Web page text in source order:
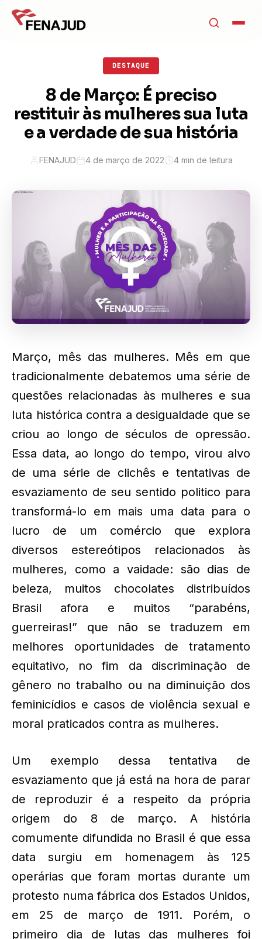
DESTAQUE
8 de Março: É preciso
restituir às mulheres sua luta
e a verdade de sua história
FENAJUD 4 de março de 2022 4 min de leitura
Março, mês das mulheres. Mês em que
tradicionalmente debatemos uma série de
questões relacionadas às mulheres e sua
luta histórica contra a desigualdade que se
criou ao longo de séculos de opressão.
Essa data, ao longo do tempo, virou alvo
de uma série de clichês e tentativas de
esvaziamento de seu sentido politico para
transformá-lo em mais uma data para o
lucro de um comércio que explora
diversos estereótipos relacionados às
mulheres, como a vaidade: são dias de
beleza, muitos chocolates distribuídos
Brasil afora e muitos “parabéns,
guerreiras!” que não se traduzem em
melhores oportunidades de tratamento
equitativo, no fim da discriminação de
gênero no trabalho ou na diminuição dos
feminicídios e casos de violência sexual e
moral praticados contra as mulheres.
Um exemplo dessa tentativa de
esvaziamento que já está na hora de parar
de reproduzir é a respeito da própria
origem do 8 de março. A história
comumente difundida no Brasil é que essa
data surgiu em homenagem às 125
operárias que foram mortas durante um
protesto numa fábrica dos Estados Unidos,
em 25 de março de 1911. Porém, o
primeiro dia de lutas das mulheres foi